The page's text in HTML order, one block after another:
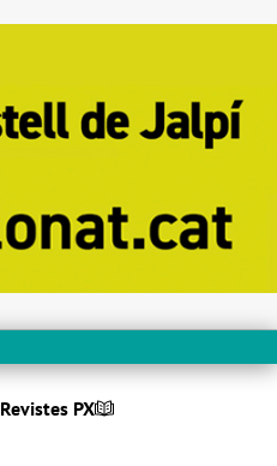
Revistes PX